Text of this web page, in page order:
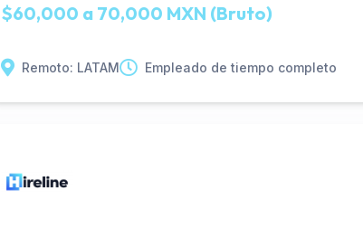
$60,000 a 70,000 MXN (Bruto)
Remoto: LATAM Empleado de tiempo completo